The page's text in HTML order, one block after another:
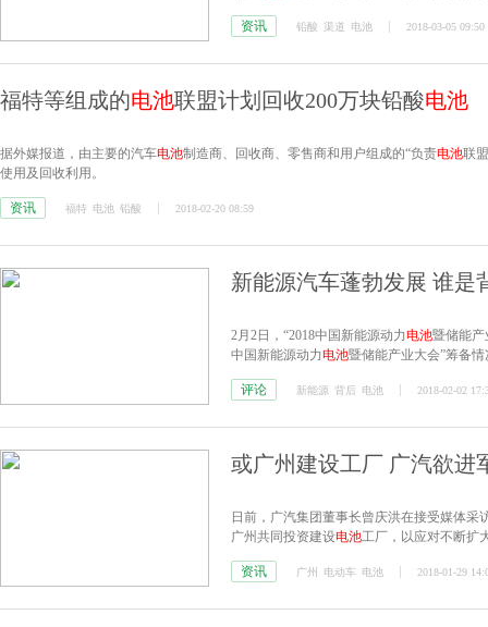
资讯
铅酸 渠道 电池 2018-03-05 09:50
福特等组成的电池联盟计划回收200万块铅酸电池
据外媒报道，由主要的汽车电池制造商、回收商、零售商和用户组成的“负责电池联
使用及回收利用。
资讯 福特 电池 铅酸 2018-02-20 08:59
新能源汽车蓬勃发展 谁是
2月2日，“2018中国新能源动力电池暨储能产
中国新能源动力电池暨储能产业大会”筹备
评论
新能源 背后 电池 2018-02-02
或广州建设工厂 广汽欲进
日前，广汽集团董事长曾庆洪在接受媒体采
广州共同投资建设电池工厂，以应对不断扩
资讯 广州 电动车 电池 2018-01-29